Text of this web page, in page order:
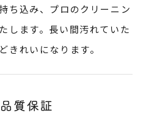
ち込み、プロのクリーニン
します。長い間汚れていた
きれいになります。